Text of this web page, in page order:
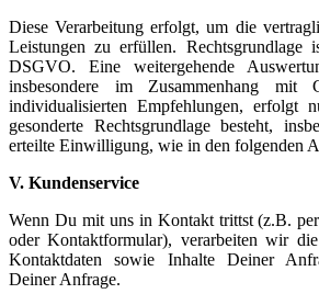
Diese Verarbeitung erfolgt, um die
Leistungen zu erfüllen.
DSGVO. Eine weitergehende
insbesondere im Zusammenhang mit
individualisierten Empfehlungen, erfolgt
gesonderte Rechtsgrundlage besteht,
erteilte Einwilligung, wie in den folgenden
V. Kundenservice
Wenn Du mit uns in Kontakt trittst (z.B.
oder Kontaktformular), verarbeiten wir
Kontaktdaten sowie Inhalte Deiner
Deiner Anfrage.